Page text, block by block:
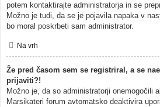
potem kontaktirajte administratorja in se
Možno je tudi, da se je pojavila napaka v
bo moral poskrbeti sam administrator.
Na vrh
Že pred časom sem se registriral, a se
prijaviti?!
Možno je, da so administratorji onemogočili
Marsikateri forum avtomatsko deaktivira